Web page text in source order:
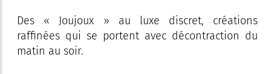
Des « Joujoux » au luxe discret, créations
raffinées qui se portent avec décontraction du
matin au soir.